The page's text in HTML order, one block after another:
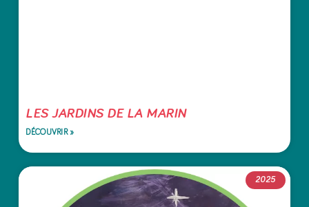
LES JARDINS DE LA MARIN
DÉCOUVRIR »
2025